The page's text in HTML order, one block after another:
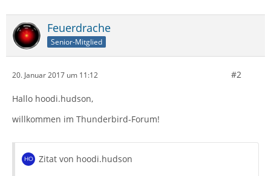
Feuerdrache
Senior-Mitglied
20. Januar 2017 um 11:12 #2
Hallo hoodi.hudson,
willkommen im Thunderbird-Forum!
Zitat von hoodi.hudson